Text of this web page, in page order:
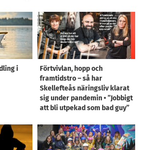
i
Förtvivlan, hopp och
framtidstro – så har
Skellefteås näringsliv klarat
sig under pandemin • ”Jobbigt
att bli utpekad som bad guy”